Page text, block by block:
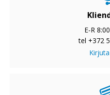
E-R
tel +372